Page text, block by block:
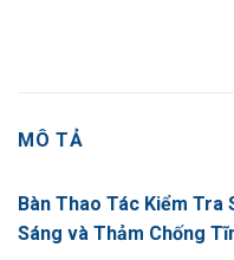
MÔ TẢ
Bàn Thao Tác Kiểm Tra
Sáng và Thảm Chống